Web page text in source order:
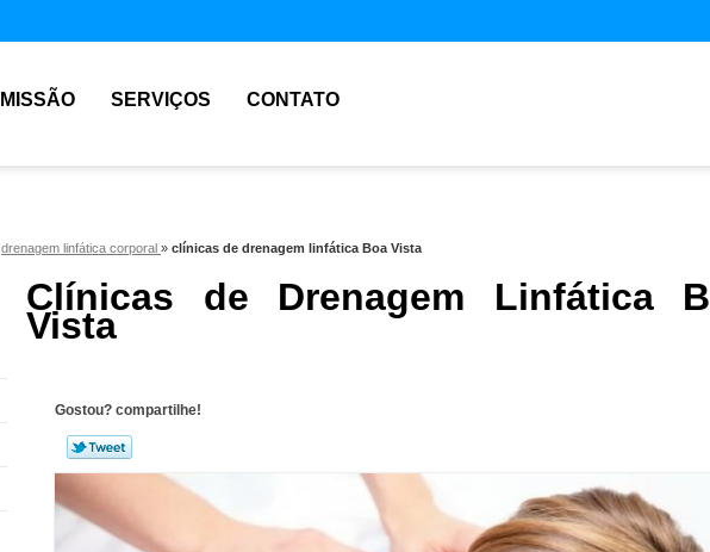
MISSÃO SERVIÇOS CONTATO
drenagem linfática corporal » clínicas de drenagem linfática Boa Vista
Clínicas de Drenagem Linfática
Vista
Gostou? compartilhe!